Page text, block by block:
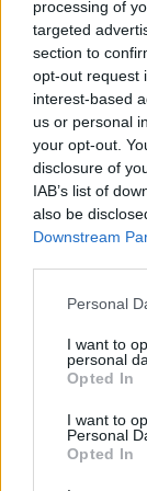
processing of
targeted
section to
opt-out request
interest-based
us or personal
your opt-out.
disclosure of
IAB’s list of
also be
Downstream
Personal
I want to
personal
Opted In
I want to
Personal
Opted In
włożyć
Jestem
10
czy
POWIĄZANE
Tematy
ciąża test